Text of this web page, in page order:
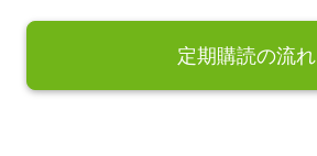
定期購読の流れ